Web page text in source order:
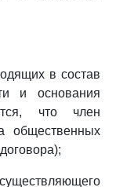
в состав
и основания
что член
общественных